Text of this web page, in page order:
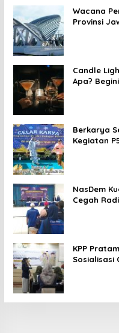
Wacana
Provinsi
Candle
Apa?
Berkarya
Kegiatan
NasDem
Cegah
KPP
Sosialisasi